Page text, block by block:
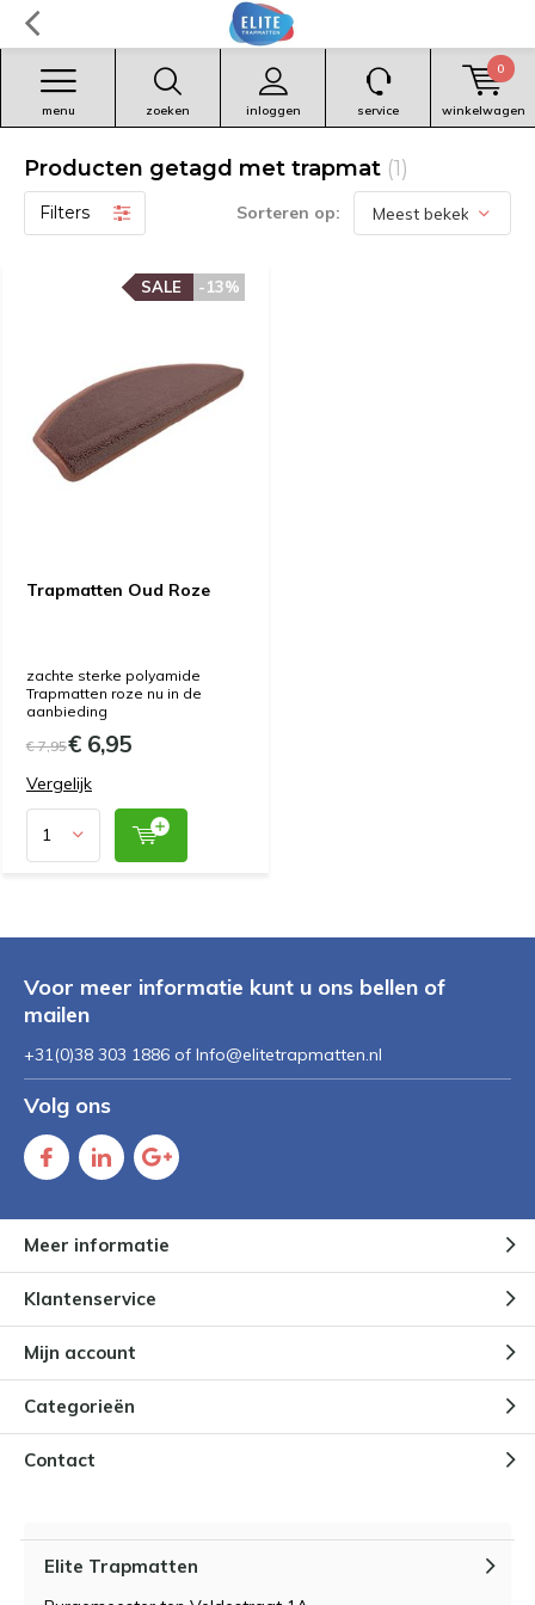
zoeken inloggen
menu service winkelwagen
0
Producten getagd met trapmat (1)
Filters Sorteren op:
Trapmatten Oud Roze
-13%
SALE
zachte sterke polyamide
Trapmatten roze nu in de
aanbieding
€ 7,95€ 6,95
Vergelijk
Voor meer informatie kunt u ons bellen of
mailen
+31(0)38 303 1886 of Info@elitetrapmatten.nl
Volg ons
Meer informatie
Klantenservice
Mijn account
Categorieën
Contact
Elite Trapmatten